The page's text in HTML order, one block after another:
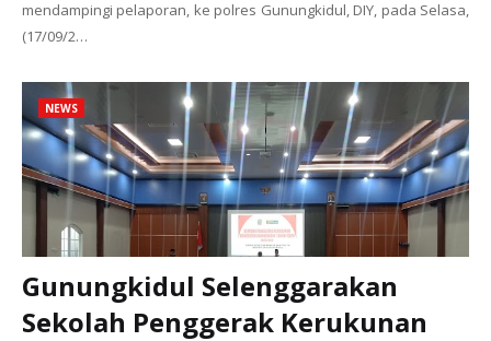
mendampingi pelaporan, ke polres Gunungkidul, DIY, pada Selasa,
(17/09/2…
NEWS
Gunungkidul Selenggarakan
Sekolah Penggerak Kerukunan